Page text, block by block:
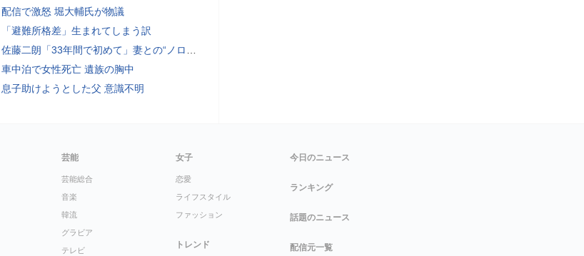
配信で激怒 堀大輔氏が物議
「避難所格差」生まれてしまう訳
佐藤二朗「33年間で初めて」妻との“ノロケ砲”に反響続々「威力抜群」「奥様かっこいい」
車中泊で女性死亡 遺族の胸中
息子助けようとした父 意識不明
芸能
芸能総合
音楽
韓流
グラビア
テレビ
女子
恋愛
ライフスタイル
ファッション
トレンド
今日のニュース
ランキング
話題のニュース
配信元一覧